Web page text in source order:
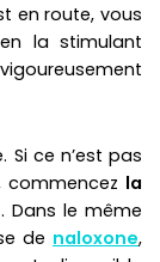
en route, vous
la stimulant
Si ce n’est pas
la
. Dans le même
de naloxone,